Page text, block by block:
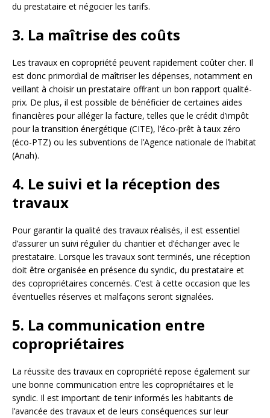
du prestataire et négocier les tarifs.
3. La maîtrise des coûts
Les travaux en copropriété peuvent rapidement coûter cher. Il
est donc primordial de maîtriser les dépenses, notamment en
veillant à choisir un prestataire offrant un bon rapport qualité-
prix. De plus, il est possible de bénéficier de certaines aides
financières pour alléger la facture, telles que le crédit d’impôt
pour la transition énergétique (CITE), l’éco-prêt à taux zéro
(éco-PTZ) ou les subventions de l’Agence nationale de l’habitat
(Anah).
4. Le suivi et la réception des
travaux
Pour garantir la qualité des travaux réalisés, il est essentiel
d’assurer un suivi régulier du chantier et d’échanger avec le
prestataire. Lorsque les travaux sont terminés, une réception
doit être organisée en présence du syndic, du prestataire et
des copropriétaires concernés. C’est à cette occasion que les
éventuelles réserves et malfaçons seront signalées.
5. La communication entre
copropriétaires
La réussite des travaux en copropriété repose également sur
une bonne communication entre les copropriétaires et le
syndic. Il est important de tenir informés les habitants de
l’avancée des travaux et de leurs conséquences sur leur